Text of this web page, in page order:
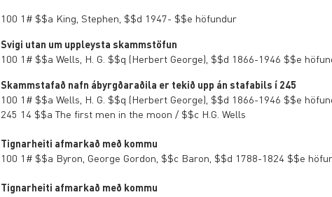
100 1# $$a King, Stephen, $$d 1947- $$e höfundur
Svigi utan um uppleysta skammstöfun
100 1# $$a Wells, H. G. $$q (Herbert George), $$d 1866-1946 $$e
Skammstafað nafn ábyrgðaraðila er tekið upp án stafabils í 245
100 1# $$a Wells, H. G. $$q (Herbert George), $$d 1866-1946 $$e
245 14 $$a The first men in the moon / $$c H.G. Wells
Tignarheiti afmarkað með kommu
100 1# $$a Byron, George Gordon, $$c Baron, $$d 1788-1824 $$e
Tignarheiti afmarkað með kommu